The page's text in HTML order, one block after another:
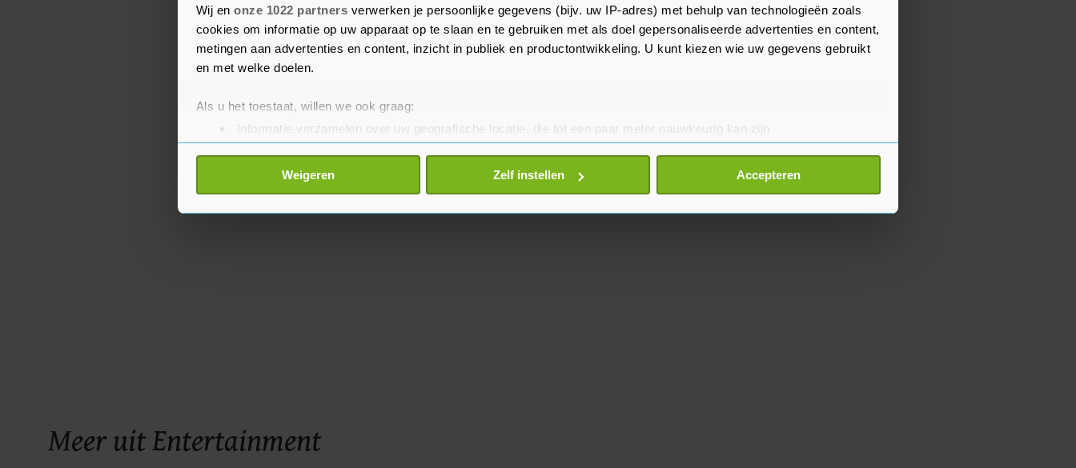
Wij en onze 1022 partners verwerken je persoonlijke gegevens (bijv. uw IP-adres) met behulp van technologieën zoals
cookies om informatie op uw apparaat op te slaan en te gebruiken met als doel gepersonaliseerde advertenties en content,
metingen aan advertenties en content, inzicht in publiek en productontwikkeling. U kunt kiezen wie uw gegevens gebruikt
en met welke doelen.
Als u het toestaat, willen we ook graag:
Informatie verzamelen over uw geografische locatie, die tot een paar meter nauwkeurig kan zijn
Uw apparaat identificeren door het actief te scannen op specifieke eigenschappen (fingerprinting)
Lees meer over hoe uw persoonlijke gegevens worden verwerkt en stel uw voorkeuren in het
detailgedeelte
toestemming op elk moment wijzigen of intrekken in de Cookieverklaring.
Weigeren Zelf instellen Accepteren
Het International Film Festival Rotterdam 2022 duurt tot
zondag 6 februari.
Meer uit Entertainment